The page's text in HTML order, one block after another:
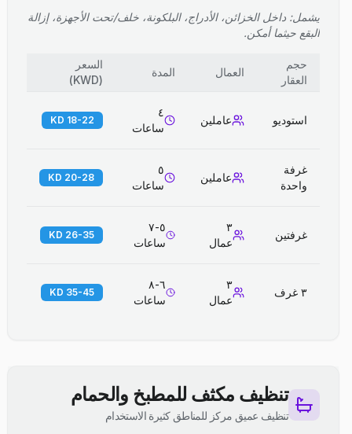
يشمل: داخل الخزائن، الأدراج، البلكونة، خلف/تحت الأجهزة، إزالة
البقع حيثما أمكن.
حجم
العقار
العمال المدة
السعر
(
KWD
)
استوديو عاملين
٤
ساعات
18-22 KD
غرفة
واحدة
عاملين
٥
ساعات
20-28 KD
غرفتين
٣
عمال
٥-٧
ساعات
26-35 KD
٣ غرف
٣
عمال
٦-٨
ساعات
35-45 KD
تنظيف مكثف للمطبخ والحمام
تنظيف عميق مركز للمناطق كثيرة الاستخدام